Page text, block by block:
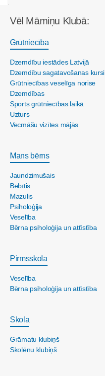
Vēl Māmiņu Klubā:
Grūtniecība
Dzemdību iestādes Latvijā
Dzemdību sagatavošanas kursi
Grūtniecības veselīga norise
Dzemdības
Sports grūtniecības laikā
Uzturs
Vecmāšu vizītes mājās
Mans bērns
Jaundzimušais
Bēbītis
Mazulis
Psiholoģija
Veselība
Bērna psiholoģija un attīstība
Pirmsskola
Veselība
Bērna psiholoģija un attīstība
Skola
Grāmatu klubiņš
Skolēnu klubiņš